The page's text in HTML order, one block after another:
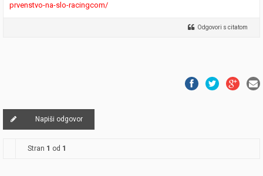
prvenstvo-na-slo-racingcom/
Odgovori s citatom
Napiši odgovor
Stran 1 od 1